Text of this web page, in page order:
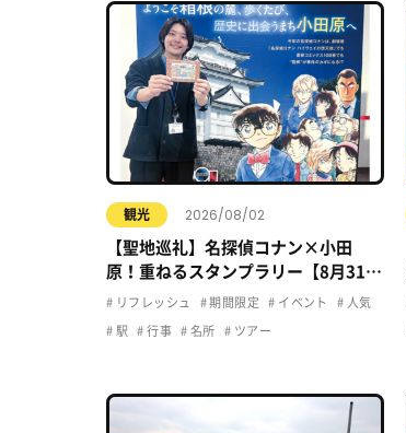
観光 2026/08/02
【聖地巡礼】名探偵コナン×小田
原！重ねるスタンプラリー【8月31日
まで】小田原・箱根・湯河原
リフレッシュ 期間限定 イベント 人気
駅 行事 名所 ツアー